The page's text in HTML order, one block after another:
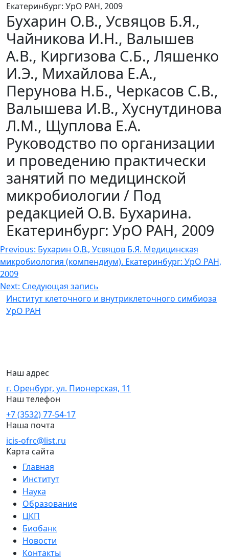
Екатеринбург: УрО РАН, 2009
Бухарин О.В., Усвяцов Б.Я.,
Чайникова И.Н., Валышев
А.В., Киргизова С.Б., Ляшенко
И.Э., Михайлова Е.А.,
Перунова Н.Б., Черкасов С.В.,
Валышева И.В., Хуснутдинова
Л.М., Щуплова Е.А.
Руководство по организации
и проведению практически
занятий по медицинской
микробиологии / Под
редакцией О.В. Бухарина.
Екатеринбург: УрО РАН, 2009
Навигация
по
записям
Previous: Бухарин О.В., Усвяцов Б.Я. Медицинская
микробиология (компендиум). Екатеринбург: УрО РАН,
2009
Next: Следующая запись
Институт клеточного и внутриклеточного симбиоза
УрО РАН
Наш адрес
г. Оренбург, ул. Пионерская, 11
Наш телефон
+7 (3532) 77-54-17
Наша почта
icis-ofrc@list.ru
Карта сайта
Главная
Институт
Наука
Образование
ЦКП
Биобанк
Новости
Контакты